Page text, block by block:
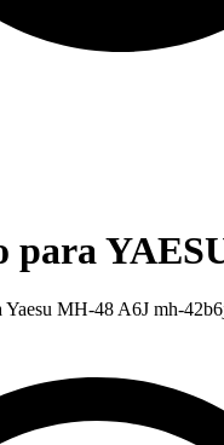
para
MH-48 A6J mh-